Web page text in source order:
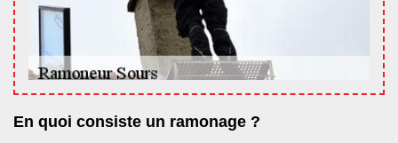
En quoi consiste un ramonage ?